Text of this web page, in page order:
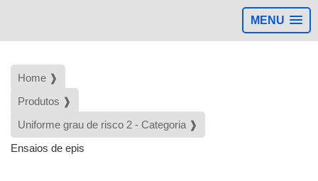
MENU
Home ❱
Produtos ❱
Uniforme grau de risco 2 - Categoria ❱
Ensaios de epis